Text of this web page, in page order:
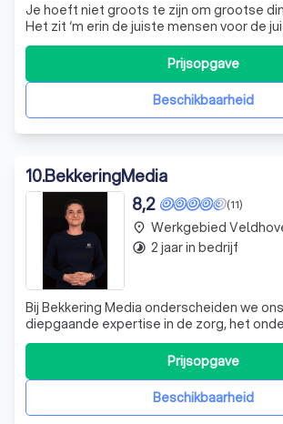
Je hoeft niet groots te zijn om grootse
Het zit ‘m erin de juiste mensen voor de
zetten. Met een klein en ervaren team
hebben wij de volledige focus op regie en
uw marketing en communicatiestrategie.
netwerk van topspecialistBeschikbaarheid
Prijsopgave
10.BekkeringMedia
(11)
8,2
Bij Bekkering Media onderscheiden we
diepgaande expertise in de zorg, het
kinderopvang. Onze samenwerking met
Poort heeft geleid tot impactvolle
verbinding tussen beeld en tekst
begrijpen de unieke uitdagingen van deze
Beschikbaarheid
Prijsopgave
place Werkgebied
timelapse 2 jaar in bedrijf